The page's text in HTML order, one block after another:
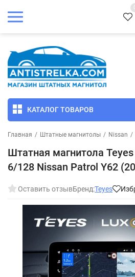
КАТАЛОГ ТОВАРОВ
Главная / Штатные магнитолы / Nissan /
Штатная магнитола Teyes
6/128 Nissan Patrol Y62
Оставить отзывБренд:Teyes